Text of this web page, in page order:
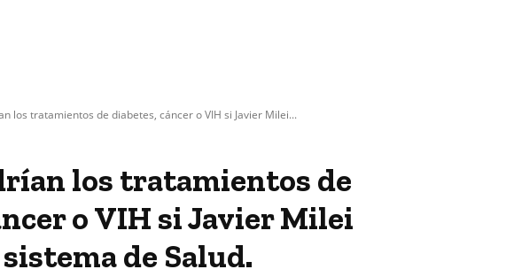
los tratamientos de diabetes, cáncer o VIH si Javier Milei...
los tratamientos de
o VIH si Javier Milei
de Salud.